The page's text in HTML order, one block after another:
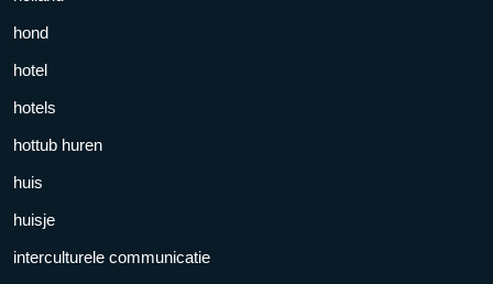
hond
hotel
hotels
hottub huren
huis
huisje
interculturele communicatie